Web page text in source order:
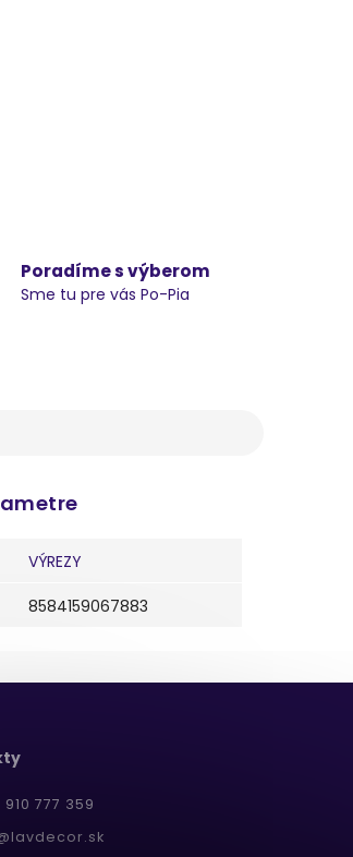
Poradíme s výberom
Sme tu pre vás Po-Pia
VÝREZY
8584159067883
910 777 359